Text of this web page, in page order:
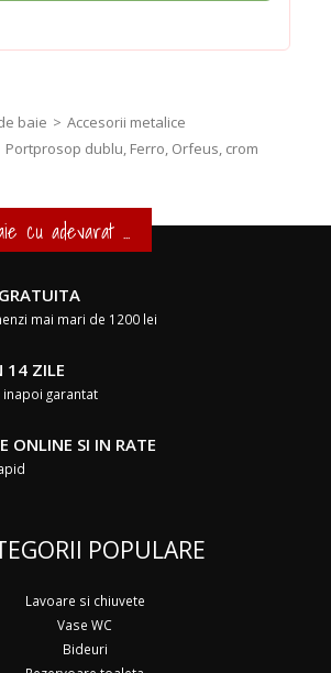
baie
Accesorii metalice
Portprosop dublu, Ferro, Orfeus, crom
cu adevarat ...
mai mari de 1200 lei
14 ZILE
inapoi garantat
ONLINE SI IN RATE
POPULARE
Lavoare si chiuvete
Vase WC
Bideuri